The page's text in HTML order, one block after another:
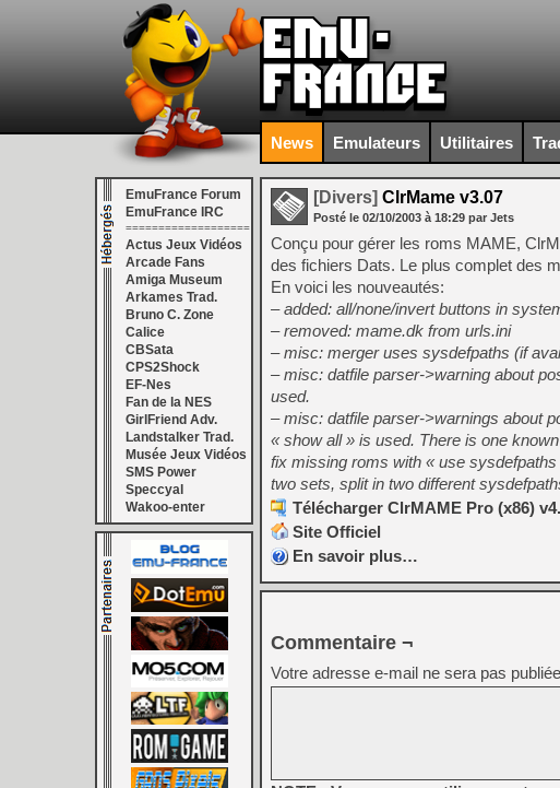
News Emulateurs Utilitaires
EmuFrance Forum
EmuFrance IRC
===================
Actus Jeux Vidéos
Arcade Fans
Amiga Museum
Arkames Trad.
Bruno C. Zone
Calice
CBSata
CPS2Shock
EF-Nes
Fan de la NES
GirlFriend Adv.
Landstalker Trad.
Musée Jeux Vidéos
SMS Power
Speccyal
Wakoo-enter
[Divers] ClrMame v3.07
Posté le 02/10/2003 à 18:29 par Jets
Conçu pour gérer les roms MAME,
des fichiers Dats. Le plus complet des
En voici les nouveautés:
– added: all/none/invert buttons in
– removed: mame.dk from urls.ini
– misc: merger uses sysdefpaths (if
– misc: datfile parser->warning about
used.
– misc: datfile parser->warnings about
« show all » is used. There is one
fix missing roms with « use
two sets, split in two different
Télécharger ClrMAME Pro (x86)
Site Officiel
En savoir plus…
Commentaire ¬
Votre adresse e-mail ne sera pas